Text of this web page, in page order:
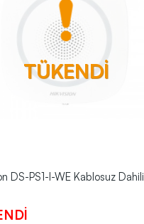
TÜKENDİ
DS-PS1-I-WE Kablosuz Dahili